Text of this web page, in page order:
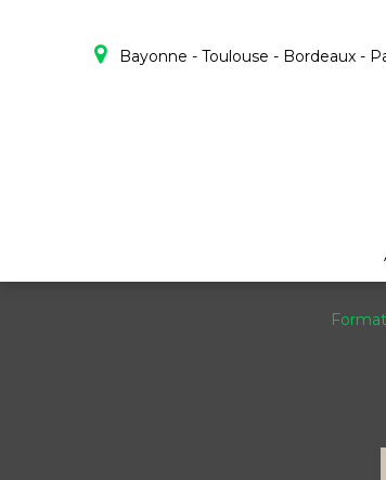
Bayonne - Toulouse - Bordeaux -